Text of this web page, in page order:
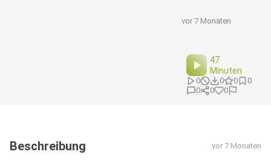
vor 7 Monaten
47
Minuten
0 0 0
0
0
0 0
Beschreibung vor 7 Monaten